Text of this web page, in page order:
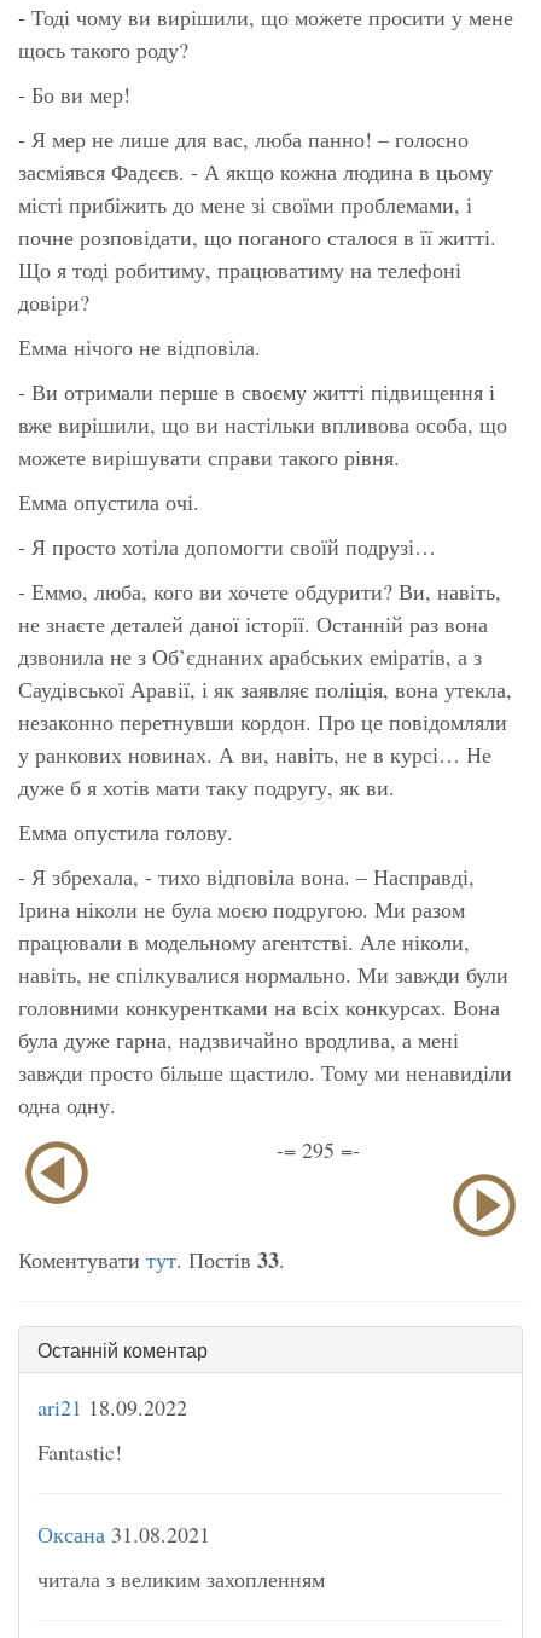
- Тоді чому ви вирішили, що можете просити у мене
щось такого роду?
- Бо ви мер!
- Я мер не лише для вас, люба панно! – голосно
засміявся Фадєєв. - А якщо кожна людина в цьому
місті прибіжить до мене зі своїми проблемами, і
почне розповідати, що поганого сталося в її житті.
Що я тоді робитиму, працюватиму на телефоні
довіри?
Емма нічого не відповіла.
- Ви отримали перше в своєму житті підвищення і
вже вирішили, що ви настільки впливова особа, що
можете вирішувати справи такого рівня.
Емма опустила очі.
- Я просто хотіла допомогти своїй подрузі…
- Еммо, люба, кого ви хочете обдурити? Ви, навіть,
не знаєте деталей даної історії. Останній раз вона
дзвонила не з Об’єднаних арабських еміратів, а з
Саудівської Аравії, і як заявляє поліція, вона утекла,
незаконно перетнувши кордон. Про це повідомляли
у ранкових новинах. А ви, навіть, не в курсі… Не
дуже б я хотів мати таку подругу, як ви.
Емма опустила голову.
- Я збрехала, - тихо відповіла вона. – Насправді,
Ірина ніколи не була моєю подругою. Ми разом
працювали в модельному агентстві. Але ніколи,
навіть, не спілкувалися нормально. Ми завжди були
головними конкурентками на всіх конкурсах. Вона
була дуже гарна, надзвичайно вродлива, а мені
завжди просто більше щастило. Тому ми ненавиділи
одна одну.
-= 295 =-
Коментувати тут. Постів 33.
Останній коментар
ari21 18.09.2022
Fantastic!
Оксана 31.08.2021
читала з великим захопленням